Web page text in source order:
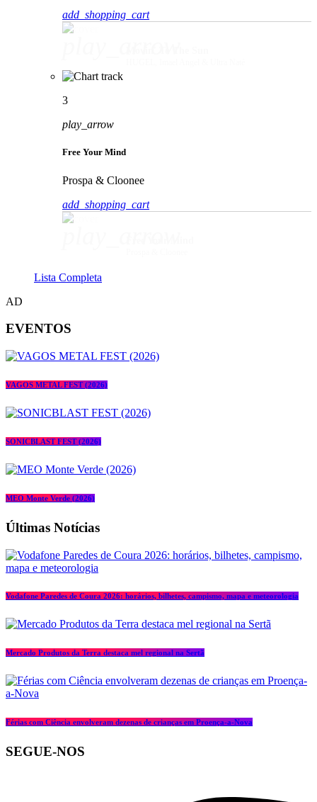
add_shopping_cart
3
play_arrow
Free Your Mind
Prospa & Cloonee
add_shopping_cart
Lista Completa
AD
EVENTOS
VAGOS METAL FEST (2026)
SONICBLAST FEST (2026)
MEO Monte Verde (2026)
Últimas Notícias
Vodafone Paredes de Coura 2026: horários, bilhetes, campismo, mapa e meteorologia
Mercado Produtos da Terra destaca mel regional na Sertã
Férias com Ciência envolveram dezenas de crianças em Proença-a-Nova
SEGUE-NOS